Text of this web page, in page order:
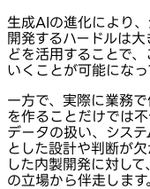
生成AIの進化により
開発するハードルは
どを活用することで
いくことが可能になっ
一方で、実際に業務
を作ることだけでは不
データの扱い、シス
とした設計や判断が
した内製開発に対し
の立場から伴走します